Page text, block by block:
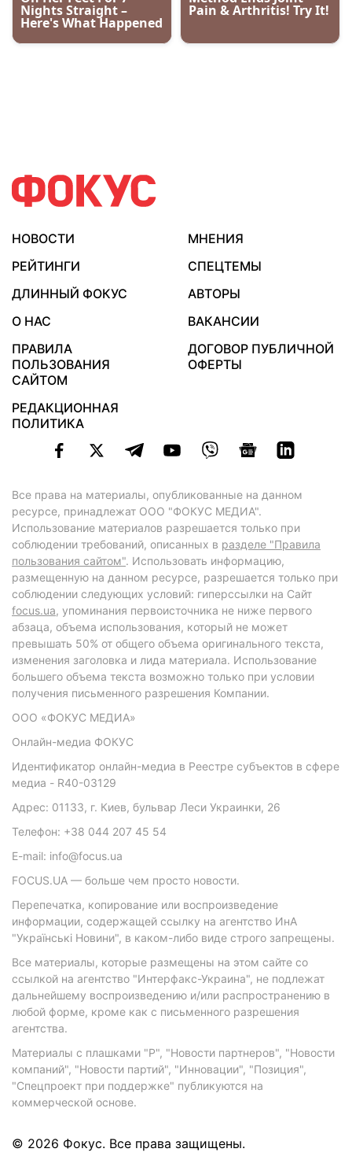
НОВОСТИ
МНЕНИЯ
РЕЙТИНГИ
СПЕЦТЕМЫ
ДЛИННЫЙ ФОКУС
АВТОРЫ
О НАС
ВАКАНСИИ
ПРАВИЛА
ПОЛЬЗОВАНИЯ
САЙТОМ
ДОГОВОР ПУБЛИЧНОЙ
ОФЕРТЫ
РЕДАКЦИОННАЯ
ПОЛИТИКА
Все права на материалы, опубликованные на данном
ресурсе, принадлежат ООО "ФОКУС МЕДИА".
Использование материалов разрешается только при
соблюдении требований, описанных в разделе "Правила
пользования сайтом". Использовать информацию,
размещенную на данном ресурсе, разрешается только при
соблюдении следующих условий: гиперссылки на Сайт
focus.ua, упоминания первоисточника не ниже первого
абзаца, объема использования, который не может
превышать 50% от общего объема оригинального текста,
изменения заголовка и лида материала. Использование
большего объема текста возможно только при условии
получения письменного разрешения Компании.
ООО «ФОКУС МЕДИА»
Онлайн-медиа ФОКУС
Идентификатор онлайн-медиа в Реестре субъектов в сфере
медиа - R40-03129
Адрес: 01133, г. Киев, бульвар Леси Украинки, 26
Телефон: +38 044 207 45 54
E-mail: info@focus.ua
FOCUS.UA — больше чем просто новости.
Перепечатка, копирование или воспроизведение
информации, содержащей ссылку на агентство ИнА
"Українські Новини", в каком-либо виде строго запрещены.
Все материалы, которые размещены на этом сайте со
ссылкой на агентство "Интерфакс-Украина", не подлежат
дальнейшему воспроизведению и/или распространению в
любой форме, кроме как с письменного разрешения
агентства.
Материалы с плашками "Р", "Новости партнеров", "Новости
компаний", "Новости партий", "Инновации", "Позиция",
"Спецпроект при поддержке" публикуются на
коммерческой основе.
© 2026 Фокус. Все права защищены.